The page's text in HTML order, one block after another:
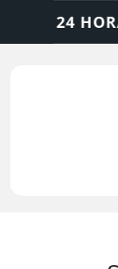
• CHAME